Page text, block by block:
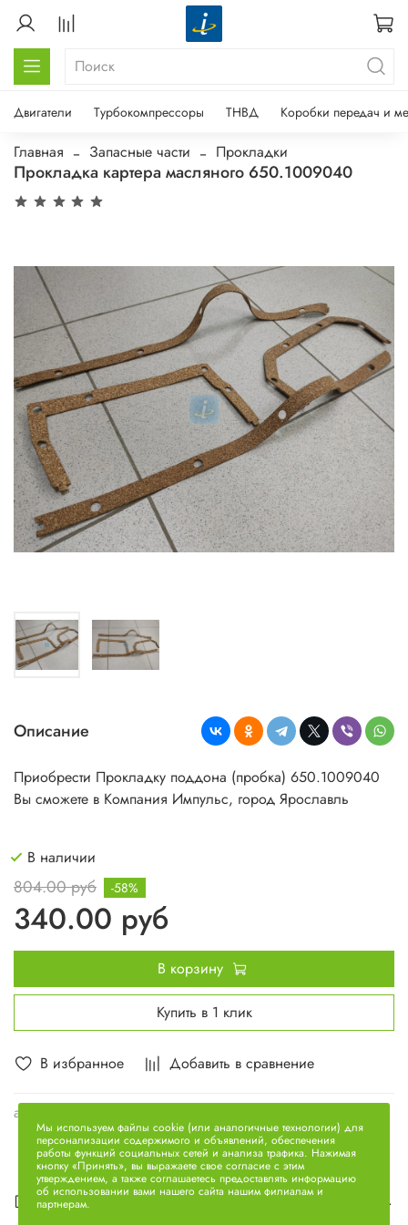
Двигатели Турбокомпрессоры ТНВД Коробки передач и
Главная Запасные части Прокладки
Прокладка картера масляного 650.1009040
В избранное Добавить в сравнение
арт.
Описание
Приобрести Прокладку поддона (пробка) 650.1009040
Вы сможете в Компания Импульс, город Ярославль
В наличии
804.00 руб
340.00 руб
-58%
В корзину
Купить в 1 клик
Описание
Мы используем файлы cookie (или аналогичные технологии) для
персонализации содержимого и объявлений, обеспечения
работы функций социальных сетей и анализа трафика. Нажимая
кнопку «Принять», вы выражаете свое согласие с этим
утверждением, а также соглашаетесь предоставлять информацию
об использовании вами нашего сайта нашим филиалам и
партнерам.